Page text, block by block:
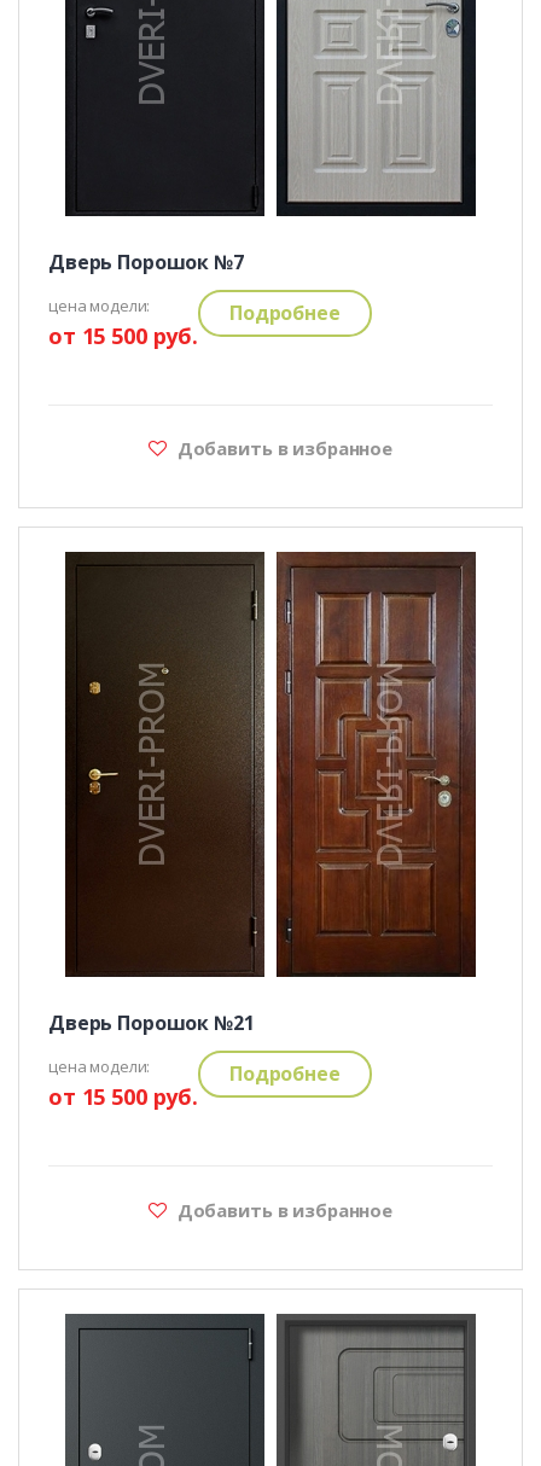
Дверь Порошок №7
цена модели:
от 15 500 руб.
Подробнее
Добавить в избранное
Дверь Порошок №21
цена модели:
от 15 500 руб.
Подробнее
Добавить в избранное